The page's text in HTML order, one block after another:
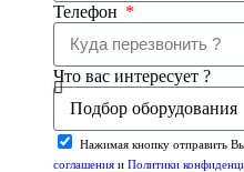
Телефон
Что вас интересует ?
Нажимая кнопку отправить
соглашения и Политики